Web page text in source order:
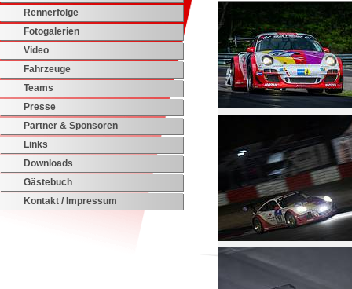
Rennerfolge
Fotogalerien
Video
Fahrzeuge
Teams
Presse
Partner & Sponsoren
Links
Downloads
Gästebuch
Kontakt / Impressum